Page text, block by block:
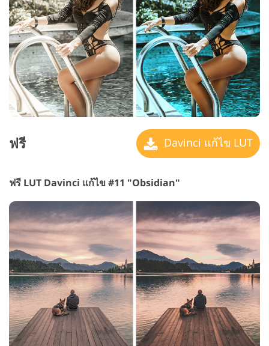
ฟรี Davinci แก้ไข LUT
ฟรี LUT Davinci แก้ไข #11 "Obsidian"